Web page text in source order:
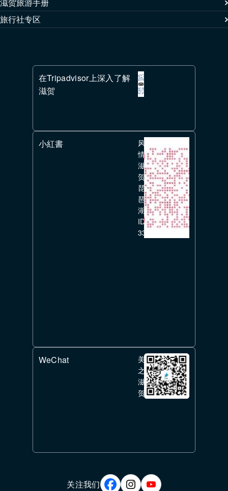
滋贺旅游手册
旅行社专区
在Tripadvisor上深入了解
滋贺
小紅書
风
情
滋
贺
琵
琶
湖
ID:
336351626
WeChat
美
之
滋
贺
关注我们